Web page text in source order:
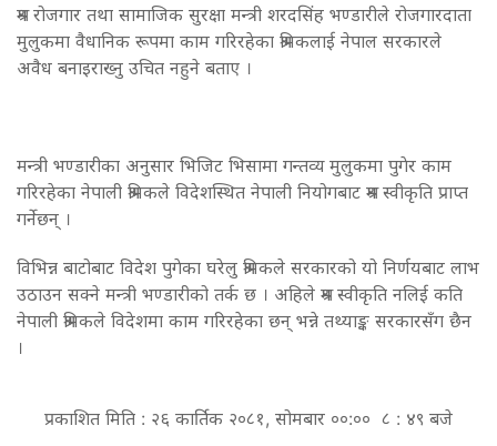
श्रम रोजगार तथा सामाजिक सुरक्षा मन्त्री शरदसिंह भण्डारीले रोजगारदाता
मुलुकमा वैधानिक रूपमा काम गरिरहेका श्रमिकलाई नेपाल सरकारले
अवैध बनाइराख्नु उचित नहुने बताए ।
मन्त्री भण्डारीका अनुसार भिजिट भिसामा गन्तव्य मुलुकमा पुगेर काम
गरिरहेका नेपाली श्रमिकले विदेशस्थित नेपाली नियोगबाट श्रम स्वीकृति प्राप्त
गर्नेछन् ।
विभिन्न बाटोबाट विदेश पुगेका घरेलु श्रमिकले सरकारको यो निर्णयबाट लाभ
उठाउन सक्ने मन्त्री भण्डारीको तर्क छ । अहिले श्रम स्वीकृति नलिई कति
नेपाली श्रमिकले विदेशमा काम गरिरहेका छन् भन्ने तथ्याङ्क सरकारसँग छैन
।
प्रकाशित मिति : २६ कार्तिक २०८१, सोमबार ००:०० ८ : ४९ बजे